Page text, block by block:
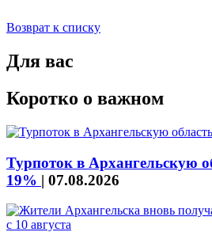
Возврат к списку
Для вас
Коротко о важном
Турпоток в Архангельскую
19% | 07.08.2026